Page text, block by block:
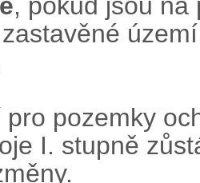
pozemky
I. stupně